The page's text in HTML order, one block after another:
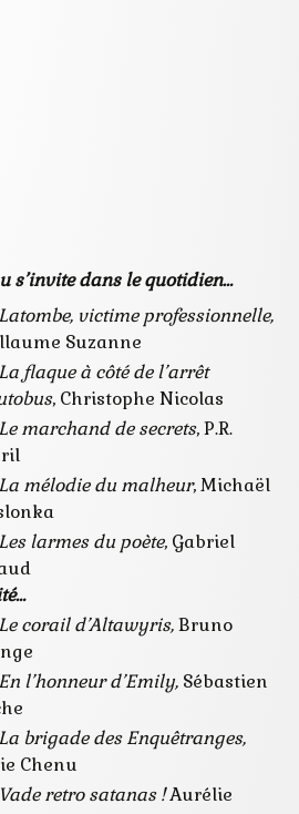
s’invite dans le quotidien…
Latombe, victime professionnelle,
Suzanne
La flaque à côté de l’arrêt
, Christophe Nicolas
Le marchand de secrets, P.R.
La mélodie du malheur, Michaël
Les larmes du poète, Gabriel
Le corail d’Altawyris,Bruno
En l’honneur d’Emily, Sébastien
La brigade des Enquêtranges,
Chenu
Vade retro satanas !Aurélie